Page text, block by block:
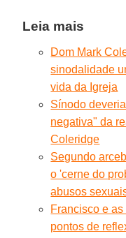
Leia mais
Dom Mark
sinodalidade
vida da Igreja
Sínodo
negativa" da
Coleridge
Segundo
o 'cerne do
abusos
Francisco e
pontos de